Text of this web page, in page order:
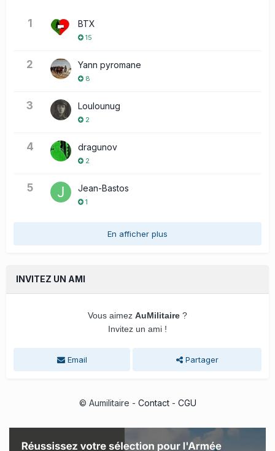
1 BTX
15
2 Yann pyromane
8
3 Loulounug
2
4 dragunov
2
5 Jean-Bastos
1
En afficher plus
INVITEZ UN AMI
Vous aimez AuMilitaire ?
Invitez un ami !
Email Partager
© Aumilitaire - Contact- CGU